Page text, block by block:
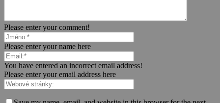
Please enter your comment!
Please enter your name here
You have entered an incorrect email address!
Please enter your email address here